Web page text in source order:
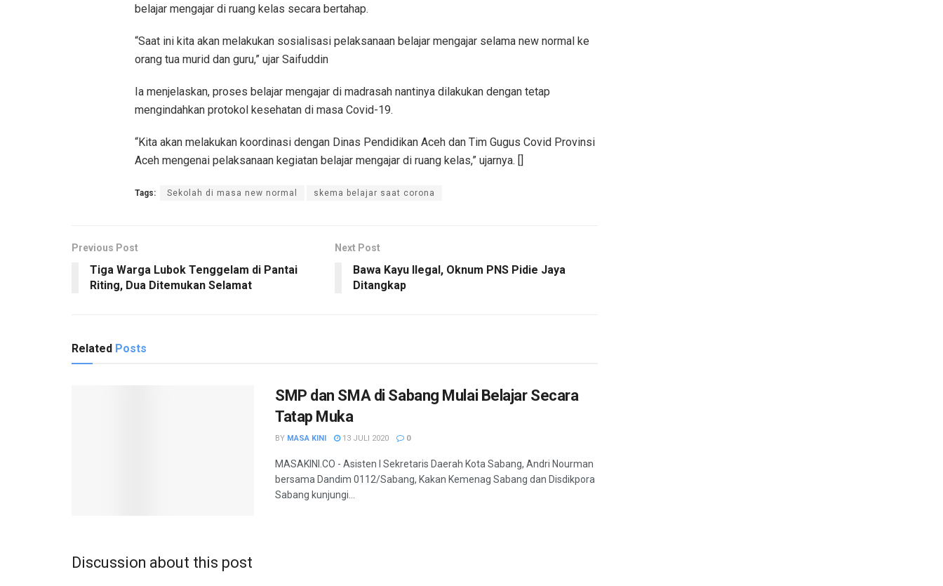
belajar mengajar di ruang kelas secara bertahap.
“Saat ini kita akan melakukan sosialisasi pelaksanaan belajar mengajar selama new normal ke
orang tua murid dan guru,” ujar Saifuddin
Ia menjelaskan, proses belajar mengajar di madrasah nantinya dilakukan dengan tetap
mengindahkan protokol kesehatan di masa Covid-19.
“Kita akan melakukan koordinasi dengan Dinas Pendidikan Aceh dan Tim Gugus Covid Provinsi
Aceh mengenai pelaksanaan kegiatan belajar mengajar di ruang kelas,” ujarnya. []
Tags: Sekolah di masa new normal skema belajar saat corona
Previous Post
Tiga Warga Lubok Tenggelam di Pantai
Riting, Dua Ditemukan Selamat
Next Post
Bawa Kayu Ilegal, Oknum PNS Pidie Jaya
Ditangkap
Related Posts
SMP dan SMA di Sabang Mulai Belajar Secara
Tatap Muka
BY MASA KINI 13 JULI 2020 0
MASAKINI.CO - Asisten I Sekretaris Daerah Kota Sabang, Andri Nourman
bersama Dandim 0112/Sabang, Kakan Kemenag Sabang dan Disdikpora
Sabang kunjungi...
Discussion about this post